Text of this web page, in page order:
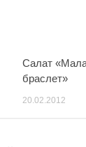
Салат
браслет»
20.02.2012